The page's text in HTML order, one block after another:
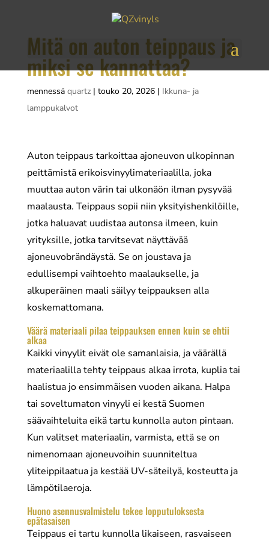
Mitä on auton teippaus ja
miksi se kannattaa?
mennessä quartz| touko 20, 2026| Ikkuna- ja
lamppukalvot
Auton teippaus tarkoittaa ajoneuvon ulkopinnan
peittämistä erikoisvinyylimateriaalilla, joka
muuttaa auton värin tai ulkonäön ilman pysyvää
maalausta. Teippaus sopii niin yksityishenkilöille,
jotka haluavat uudistaa autonsa ilmeen, kuin
yrityksille, jotka tarvitsevat näyttävää
ajoneuvobrändäystä. Se on joustava ja
edullisempi vaihtoehto maalaukselle, ja
alkuperäinen maali säilyy teippauksen alla
koskemattomana.
Väärä materiaali pilaa teippauksen ennen kuin se ehtii
alkaa
Kaikki vinyylit eivät ole samanlaisia, ja väärällä
materiaalilla tehty teippaus alkaa irrota, kuplia tai
haalistua jo ensimmäisen vuoden aikana. Halpa
tai soveltumaton vinyyli ei kestä Suomen
säävaihteluita eikä tartu kunnolla auton pintaan.
Kun valitset materiaalin, varmista, että se on
nimenomaan ajoneuvoihin suunniteltua
yliteippilaatua ja kestää UV-säteilyä, kosteutta ja
lämpötilaeroja.
Huono asennusvalmistelu tekee lopputuloksesta
epätasaisen
Teippaus ei tartu kunnolla likaiseen, rasvaiseen